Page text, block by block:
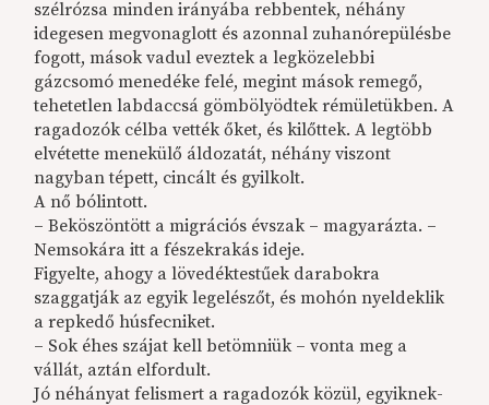
szélrózsa minden irányába rebbentek, néhány
idegesen megvonaglott és azonnal zuhanórepülésbe
fogott, mások vadul eveztek a legközelebbi
gázcsomó menedéke felé, megint mások remegő,
tehetetlen labdaccsá gömbölyödtek rémületükben. A
ragadozók célba vették őket, és kilőttek. A legtöbb
elvétette menekülő áldozatát, néhány viszont
nagyban tépett, cincált és gyilkolt.
A nő bólintott.
– Beköszöntött a migrációs évszak – magyarázta. –
Nemsokára itt a fészekrakás ideje.
Figyelte, ahogy a lövedéktestűek darabokra
szaggatják az egyik legelészőt, és mohón nyeldeklik
a repkedő húsfecniket.
– Sok éhes szájat kell betömniük – vonta meg a
vállát, aztán elfordult.
Jó néhányat felismert a ragadozók közül, egyiknek-